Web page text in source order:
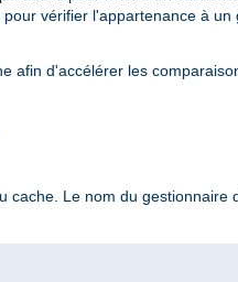
vérifier l'appartenance à un
afin d'accélérer les
cache. Le nom du gestionnaire